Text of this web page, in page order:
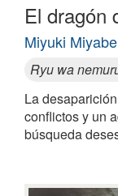
El dragón
Miyuki Miyabe
Ryu wa
La
conflictos y un
búsqueda